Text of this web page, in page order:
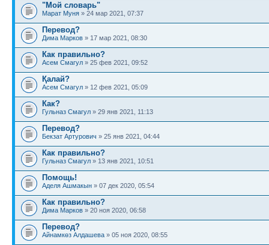
"Мой словарь"
Марат Муня » 24 мар 2021, 07:37
Перевод?
Дима Марков » 17 мар 2021, 08:30
Как правильно?
Асем Смагул » 25 фев 2021, 09:52
Қалай?
Асем Смагул » 12 фев 2021, 05:09
Как?
Гульназ Смагул » 29 янв 2021, 11:13
Перевод?
Бекзат Артурович » 25 янв 2021, 04:44
Как правильно?
Гульназ Смагул » 13 янв 2021, 10:51
Помощь!
Аделя Ашмакын » 07 дек 2020, 05:54
Как правильно?
Дима Марков » 20 ноя 2020, 06:58
Перевод?
Айнамкөз Алдашева » 05 ноя 2020, 08:55